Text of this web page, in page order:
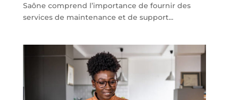
Saône comprend l’importance de fournir des
services de maintenance et de support...